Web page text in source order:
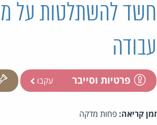
חשד להשתלטות על
עבודה
פרטיות וסייבר עקבו
זמן קריאה: פחות מדקה